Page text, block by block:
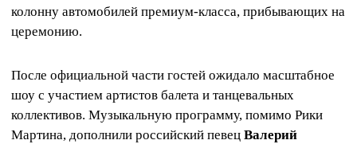
колонну автомобилей премиум-класса, прибывающих на
церемонию.
После официальной части гостей ожидало масштабное
шоу с участием артистов балета и танцевальных
коллективов. Музыкальную программу, помимо Рики
Мартина, дополнили российский певец Валерий